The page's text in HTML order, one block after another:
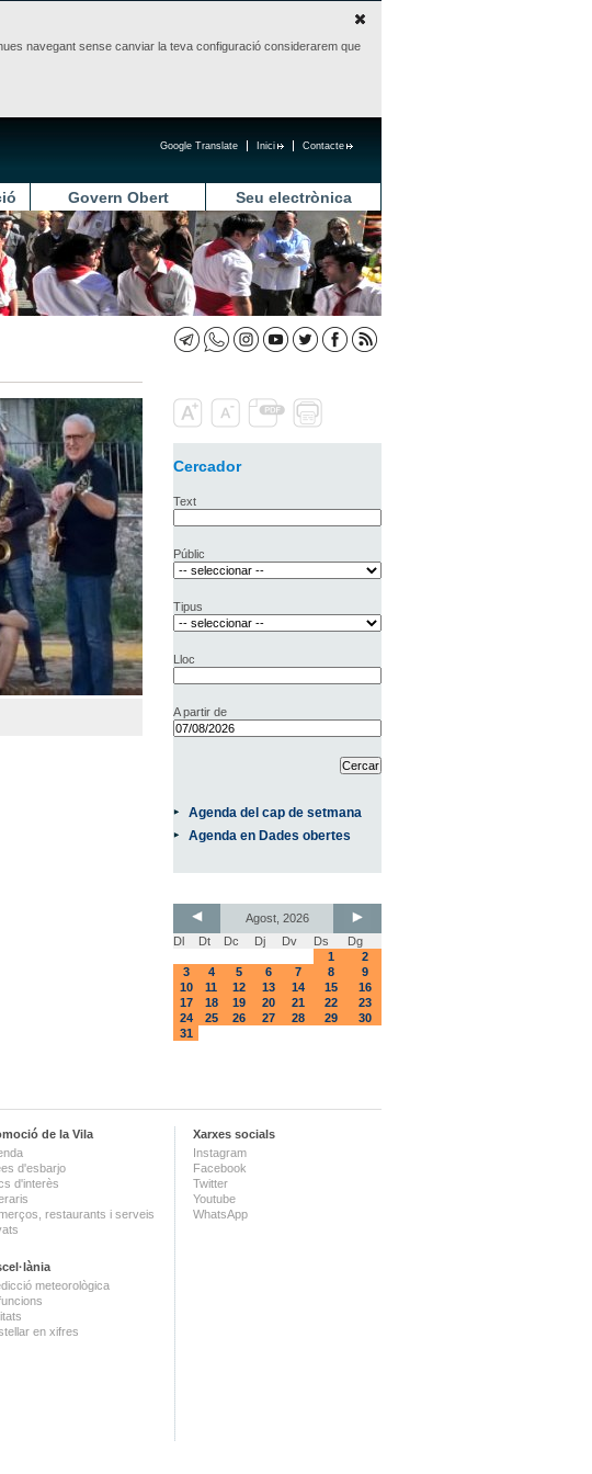
navegant sense canviar la teva configuració considerarem que
Contacte
Inici
Google Translate
Govern Obert Seu electrònica
Cercador
Text
Públic
Tipus
Lloc
A partir de
Agenda del cap de setmana
Agenda en Dades obertes
Agost, 2026
Dl
Dt Dc Dj Dv Ds
Dg
1
2
3
4 5 6 7 8
9
10
11 12 13 14 15
16
17
18 19 20 21 22
23
24
25 26 27 28 29
30
31
de la Vila
d'esbarjo
d'interès
restaurants i serveis
meteorològica
en xifres
Xarxes socials
Instagram
Facebook
Twitter
Youtube
WhatsApp